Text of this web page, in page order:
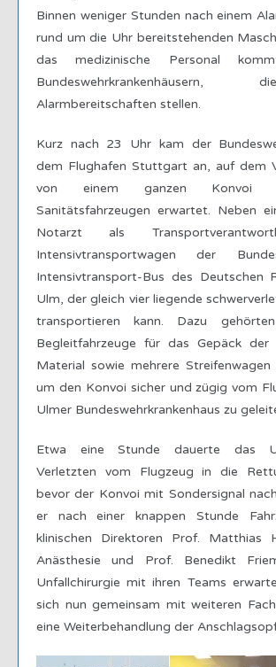
Binnen weniger Stunden nach einem
rund um die Uhr bereitstehenden
das medizinische Personal
Alarmbereitschaften stellen.
Kurz nach 23 Uhr kam der
dem Flughafen Stuttgart an, auf dem
von einem ganzen Konvoi
Sanitätsfahrzeugen erwartet. Neben
Notarzt als
Intensivtransportwagen der
Intensivtransport-Bus des Deutschen
Ulm, der gleich vier liegende
transportieren kann. Dazu
Begleitfahrzeuge für das Gepäck der
Material sowie mehrere Streifenwagen
um den Konvoi sicher und zügig vom
Ulmer Bundeswehrkrankenhaus zu
Etwa eine Stunde dauerte das
Verletzten vom Flugzeug in die
bevor der Konvoi mit Sondersignal
er nach einer knappen Stunde
klinischen Direktoren Prof. Matthias
Anästhesie und Prof. Benedikt
Unfallchirurgie mit ihren Teams
sich nun gemeinsam mit weiteren
eine Weiterbehandlung der